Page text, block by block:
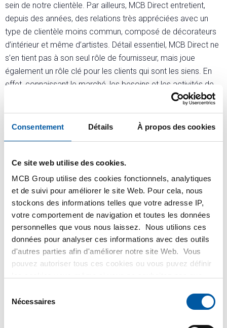
Consentement Détails À propos des cookies
Ce site web utilise des cookies.
MCB Group utilise des cookies fonctionnels, analytiques
et de suivi pour améliorer le site Web. Pour cela, nous
stockons des informations telles que votre adresse IP,
votre comportement de navigation et toutes les données
personnelles que vous nous laissez. Nous utilions ces
données pour analyser ces informations avec des outils
d'autres parties afin d'améliorer notre site Web. Vous
pouvez autoriser tous ces cookies ou vous puvez définir
plus d'informations sur les cookies que nous conservons
et les parties avec lesquelles nous travaillons dans notre
Nécessaires
sein de notre clientèle. Par ailleurs, MCB Direct entretient,
depuis des années, des relations très appréciées avec un
type de clientèle moins commun, composé de décorateurs
d’intérieur et même d’artistes. Détail essentiel, MCB Direct ne
s’en tient pas à son seul rôle de fournisseur, mais joue
également un rôle clé pour les clients qui sont les siens. En
effet, connaissant le marché, les besoins et les activités de
nos clients, nous savons fonctionner, partout où nécessaire,
comme intermédiaire et mettre en relation, dans le cadre de
notre réseau, clients, disciplines et commandes les uns avec
Rendez-vous sur le site web
Partager
En savoir plus